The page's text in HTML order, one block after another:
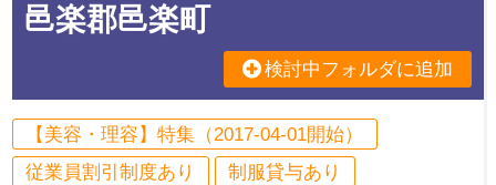
邑楽郡邑楽町
検討中フォルダに追加
【美容・理容】特集（2017-04-01開始）
従業員割引制度あり
制服貸与あり